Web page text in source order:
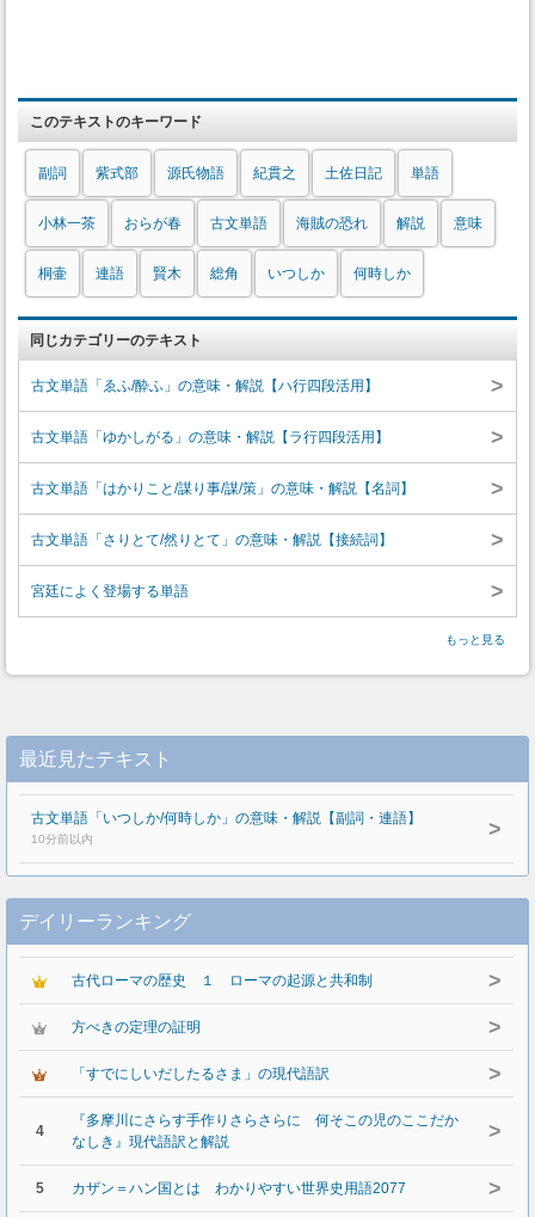
このテキストのキーワード
副詞 紫式部 源氏物語 紀貫之 土佐日記 単語
小林一茶 おらが春 古文単語 海賊の恐れ 解説 意味
桐壷 連語 賢木 総角 いつしか 何時しか
同じカテゴリーのテキスト
古文単語「ゑふ/酔ふ」の意味・解説【ハ行四段活用】 >
古文単語「ゆかしがる」の意味・解説【ラ行四段活用】 >
古文単語「はかりこと/謀り事/謀/策」の意味・解説【名詞】 >
古文単語「さりとて/然りとて」の意味・解説【接続詞】 >
宮廷によく登場する単語 >
もっと見る
最近見たテキスト
古文単語「いつしか/何時しか」の意味・解説【副詞・連語】
10分前以内 >
デイリーランキング
古代ローマの歴史 １ ローマの起源と共和制 >
方べきの定理の証明 >
「すでにしいだしたるさま」の現代語訳 >
4
『多摩川にさらす手作りさらさらに 何そこの児のここだか
なしき』現代語訳と解説
>
5 カザン＝ハン国とは わかりやすい世界史用語2077 >